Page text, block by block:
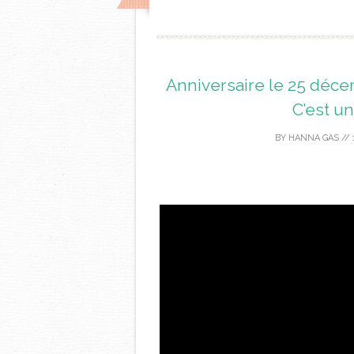
Anniversaire le 25
C’est
BY HANNA GAS //